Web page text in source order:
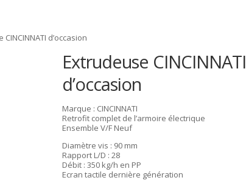
d’occasion
Extrudeuse CINCINNATI
d’occasion
Marque : CINCINNATI
Retrofit complet de l’armoire électrique
Ensemble V/F Neuf
Diamètre vis : 90 mm
Rapport L/D : 28
Débit : 350 kg/h en PP
Ecran tactile dernière génération